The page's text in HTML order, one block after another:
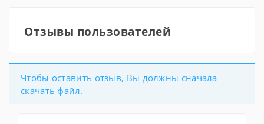
Отзывы пользователей
Чтобы оставить отзыв, Вы должны сначала
скачать файл.